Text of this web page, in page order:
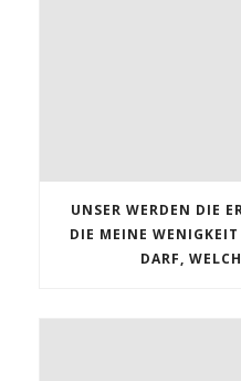
UNSER WERDEN DIE
DIE MEINE
DARF,